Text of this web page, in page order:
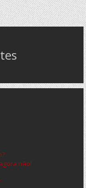
não!